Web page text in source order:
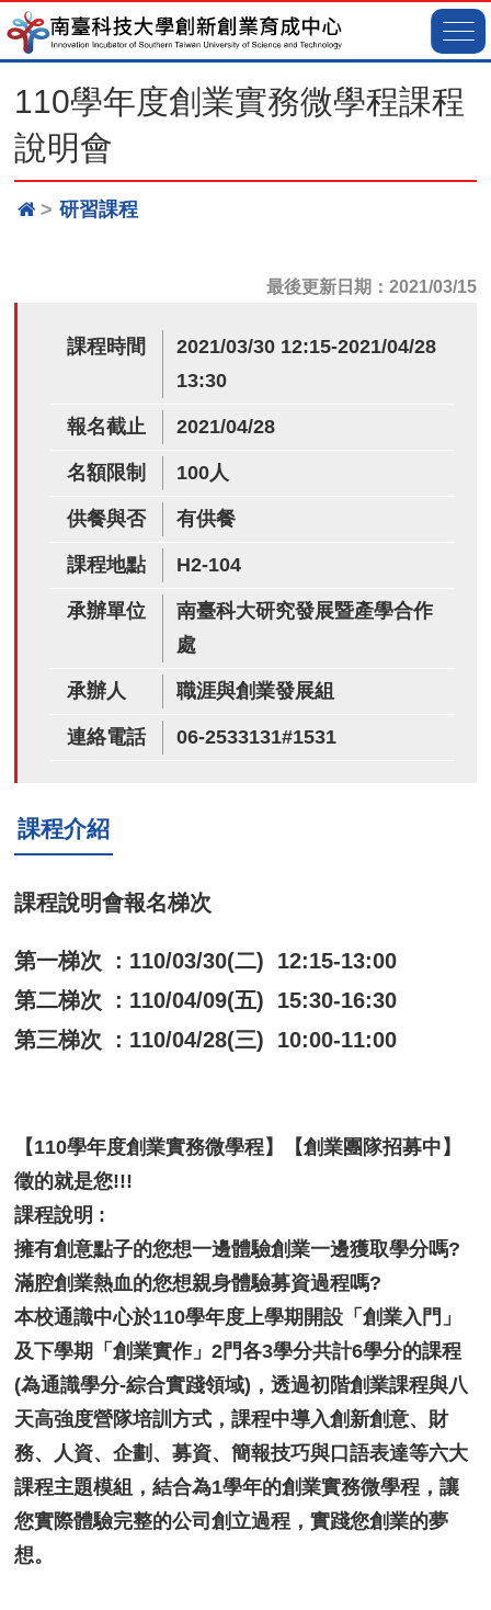
110學年度創業實務微學程課程
說明會
研習課程
最後更新日期：2021/03/15
課程時間
2021/03/30 12:15-2021/04/28
13:30
報名截止 2021/04/28
名額限制 100人
供餐與否 有供餐
課程地點 H2-104
承辦單位
南臺科大研究發展暨產學合作
處
承辦人 職涯與創業發展組
連絡電話 06-2533131#1531
課程介紹
課程說明會報名梯次
第一梯次 : 110/03/30(二) 12:15-13:00
第二梯次 : 110/04/09(五) 15:30-16:30
第三梯次 : 110/04/28(三) 10:00-11:00
【110學年度創業實務微學程】【創業團隊招募中】
徵的就是您!!!
課程說明 :
擁有創意點子的您想一邊體驗創業一邊獲取學分嗎?
滿腔創業熱血的您想親身體驗募資過程嗎?
本校通識中心於110學年度上學期開設「創業入門」
及下學期「創業實作」2門各3學分共計6學分的課程
(為通識學分-綜合實踐領域)，透過初階創業課程與八
天高強度營隊培訓方式，課程中導入創新創意、財
務、人資、企劃、募資、簡報技巧與口語表達等六大
課程主題模組，結合為1學年的創業實務微學程，讓
您實際體驗完整的公司創立過程，實踐您創業的夢
想。